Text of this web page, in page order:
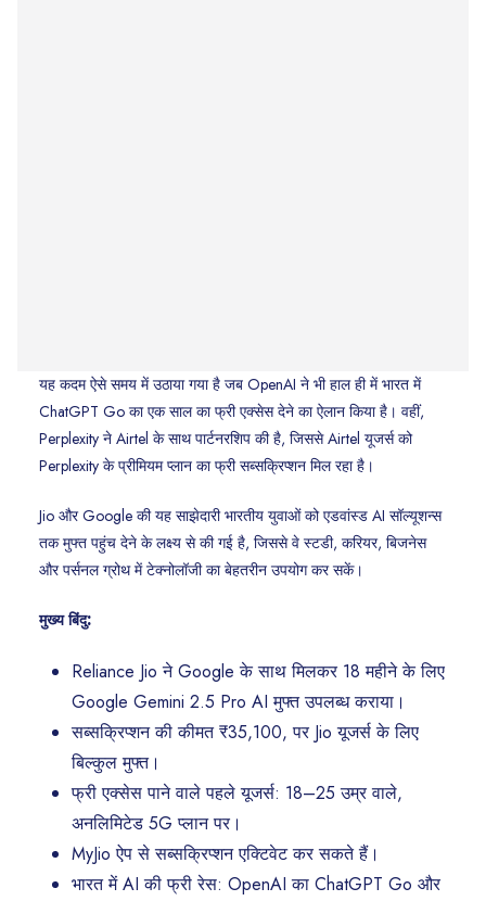
यह कदम ऐसे समय में उठाया गया है जब OpenAI ने भी हाल ही में भारत में
ChatGPT Go का एक साल का फ्री एक्सेस देने का ऐलान किया है। वहीं,
Perplexity ने Airtel के साथ पार्टनरशिप की है, जिससे Airtel यूजर्स को
Perplexity के प्रीमियम प्लान का फ्री सब्सक्रिप्शन मिल रहा है।
Jio और Google की यह साझेदारी भारतीय युवाओं को एडवांस्ड AI सॉल्यूशन्स
तक मुफ्त पहुंच देने के लक्ष्य से की गई है, जिससे वे स्टडी, करियर, बिजनेस
और पर्सनल ग्रोथ में टेक्नोलॉजी का बेहतरीन उपयोग कर सकें।
मुख्य बिंदु:
Reliance Jio ने Google के साथ मिलकर 18 महीने के लिए
Google Gemini 2.5 Pro AI मुफ्त उपलब्ध कराया।
सब्सक्रिप्शन की कीमत ₹35,100, पर Jio यूजर्स के लिए
बिल्कुल मुफ्त।
फ्री एक्सेस पाने वाले पहले यूजर्स: 18–25 उम्र वाले,
अनलिमिटेड 5G प्लान पर।
MyJio ऐप से सब्सक्रिप्शन एक्टिवेट कर सकते हैं।
भारत में AI की फ्री रेस: OpenAI का ChatGPT Go और